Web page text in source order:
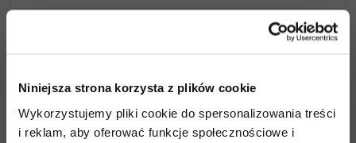
Niniejsza strona korzysta z plików cookie
Wykorzystujemy pliki cookie do spersonalizowania treści
i reklam, aby oferować funkcje społecznościowe i
Anuluj aplikację